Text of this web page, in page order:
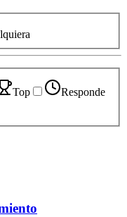
Top
Responde